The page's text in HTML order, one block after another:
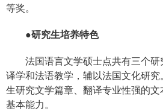
等奖。
●研究生培养特色
法国语言文学硕士点共有三个
译学和法语教学，辅以法国文化研
生研究文学篇章、翻译专业性强的
基本能力。